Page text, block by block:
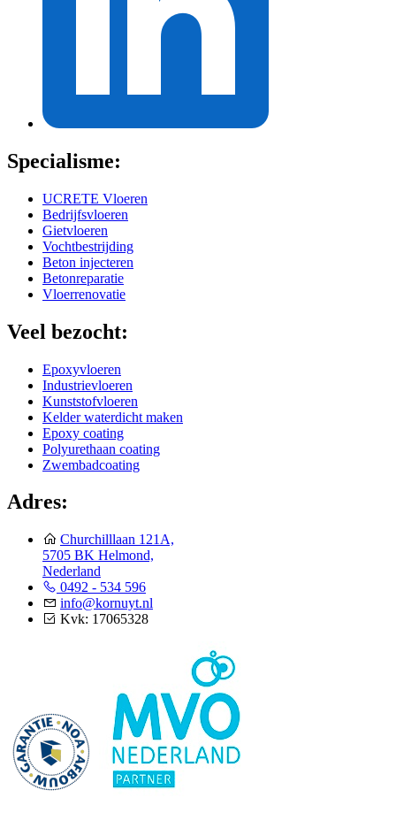
Specialisme:
UCRETE Vloeren
Bedrijfsvloeren
Gietvloeren
Vochtbestrijding
Beton injecteren
Betonreparatie
Vloerrenovatie
Veel bezocht:
Epoxyvloeren
Industrievloeren
Kunststofvloeren
Kelder waterdicht maken
Epoxy coating
Polyurethaan coating
Zwembadcoating
Adres:
Churchilllaan 121A,
5705 BK Helmond,
Nederland
0492 - 534 596
info@kornuyt.nl
Kvk: 17065328